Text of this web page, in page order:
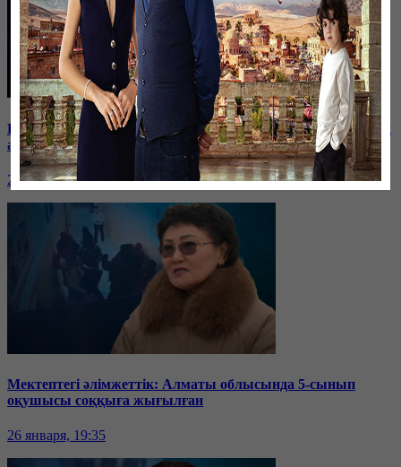
Баспанасын ала алмай жүрген бір топ шымкенттік әкімдік
алдына түнеуге келді
26 января, 19:35
Мектептегі әлімжеттік: Алматы облысында 5-сынып
оқушысы соққыға жығылған
26 января, 19:35